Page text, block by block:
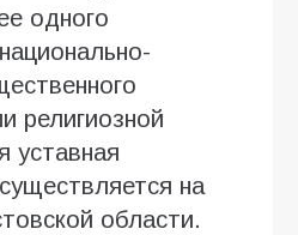
одного
религиозной
уставная
на
области.